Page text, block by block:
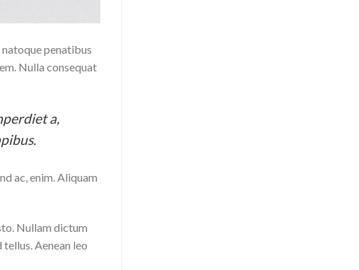
penatibus
Nulla consequat
a,
ac, enim. Aliquam
Nullam dictum
Aenean leo